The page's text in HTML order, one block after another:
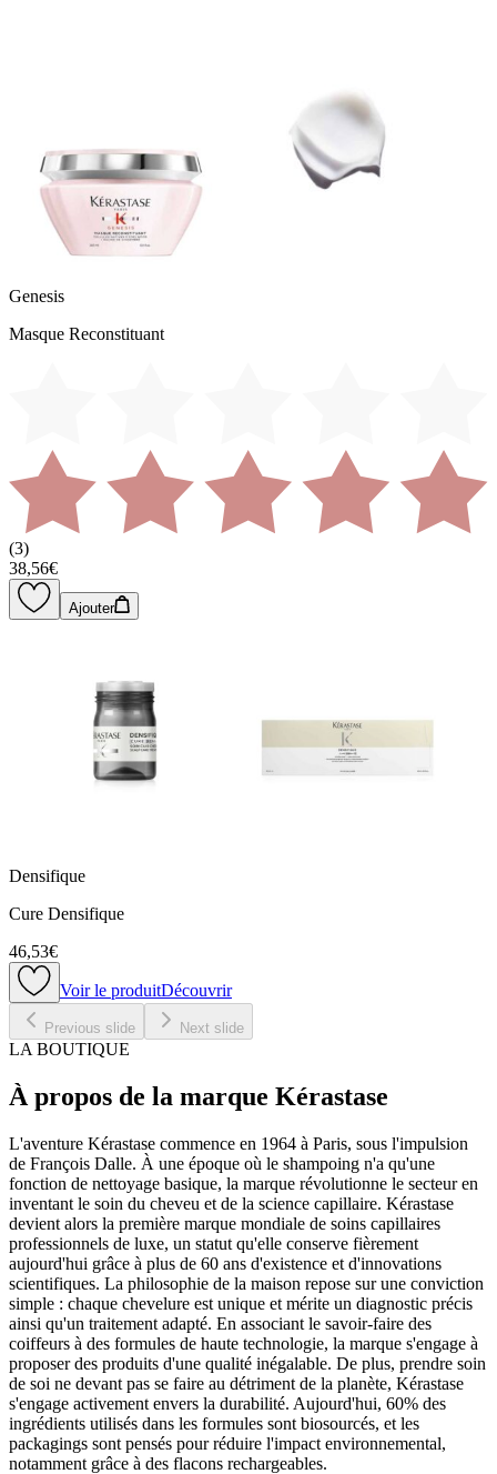
Genesis
Masque Reconstituant
(3)
38,56€
Ajouter
Densifique
Cure Densifique
46,53€
Voir le produitDécouvrir
Previous slide Next slide
LA BOUTIQUE
À propos de la marque Kérastase
L'aventure Kérastase commence en 1964 à Paris, sous l'impulsion
de François Dalle. À une époque où le shampoing n'a qu'une
fonction de nettoyage basique, la marque révolutionne le secteur en
inventant le soin du cheveu et de la science capillaire. Kérastase
devient alors la première marque mondiale de soins capillaires
professionnels de luxe, un statut qu'elle conserve fièrement
aujourd'hui grâce à plus de 60 ans d'existence et d'innovations
scientifiques. La philosophie de la maison repose sur une conviction
simple : chaque chevelure est unique et mérite un diagnostic précis
ainsi qu'un traitement adapté. En associant le savoir-faire des
coiffeurs à des formules de haute technologie, la marque s'engage à
proposer des produits d'une qualité inégalable. De plus, prendre soin
de soi ne devant pas se faire au détriment de la planète, Kérastase
s'engage activement envers la durabilité. Aujourd'hui, 60% des
ingrédients utilisés dans les formules sont biosourcés, et les
packagings sont pensés pour réduire l'impact environnemental,
notamment grâce à des flacons rechargeables.